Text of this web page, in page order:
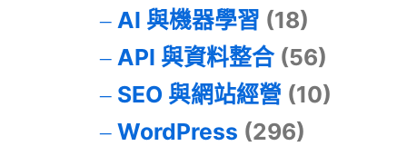
AI 與機器學習 (18)
API 與資料整合(56)
SEO 與網站經營 (10)
WordPress (296)